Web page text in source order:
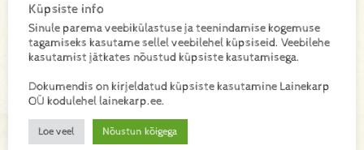
Kogus kastis 300tk
Lisa toode päringukorvi
Lisainfo
Küpsiste info
Sinule parema veebikülastuse ja teenindamise kogemuse
tagamiseks kasutame sellel veebilehel küpsiseid. Veebilehe
kasutamist jätkates nõustud küpsiste kasutamisega.
Dokumendis on kirjeldatud küpsiste kasutamine Lainekarp
OÜ kodulehel lainekarp.ee.
Loe veel Nõustun kõigega